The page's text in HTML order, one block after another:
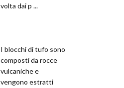
volta dai p ...
I blocchi di tufo sono
composti da rocce
vulcaniche e
vengono estratti